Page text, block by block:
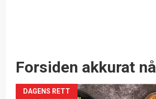
Forsiden akkurat nå
DAGENS RETT